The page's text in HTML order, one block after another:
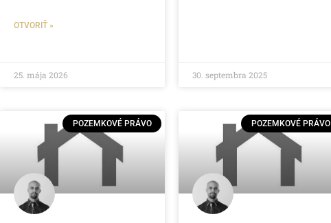
OTVORIŤ »
25. mája 2026 30. septembra 2025
POZEMKOVÉ PRÁVO POZEMKOVÉ PRÁVO